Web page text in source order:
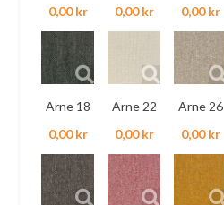
0,00 kr
0,00 kr
0,00 kr
Arne 18
0,00 kr
Arne 22
0,00 kr
Arne 26
0,00 kr